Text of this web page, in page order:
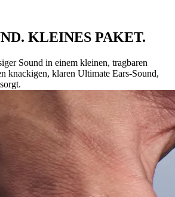
KLEINES PAKET.
Sound in einem kleinen, tragbaren
knackigen, klaren Ultimate Ears-Sound,